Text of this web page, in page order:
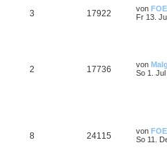
3 17922 von FOE
Fr 13.
2 17736 von
So 1.
8 24115 von FOE
So 11.